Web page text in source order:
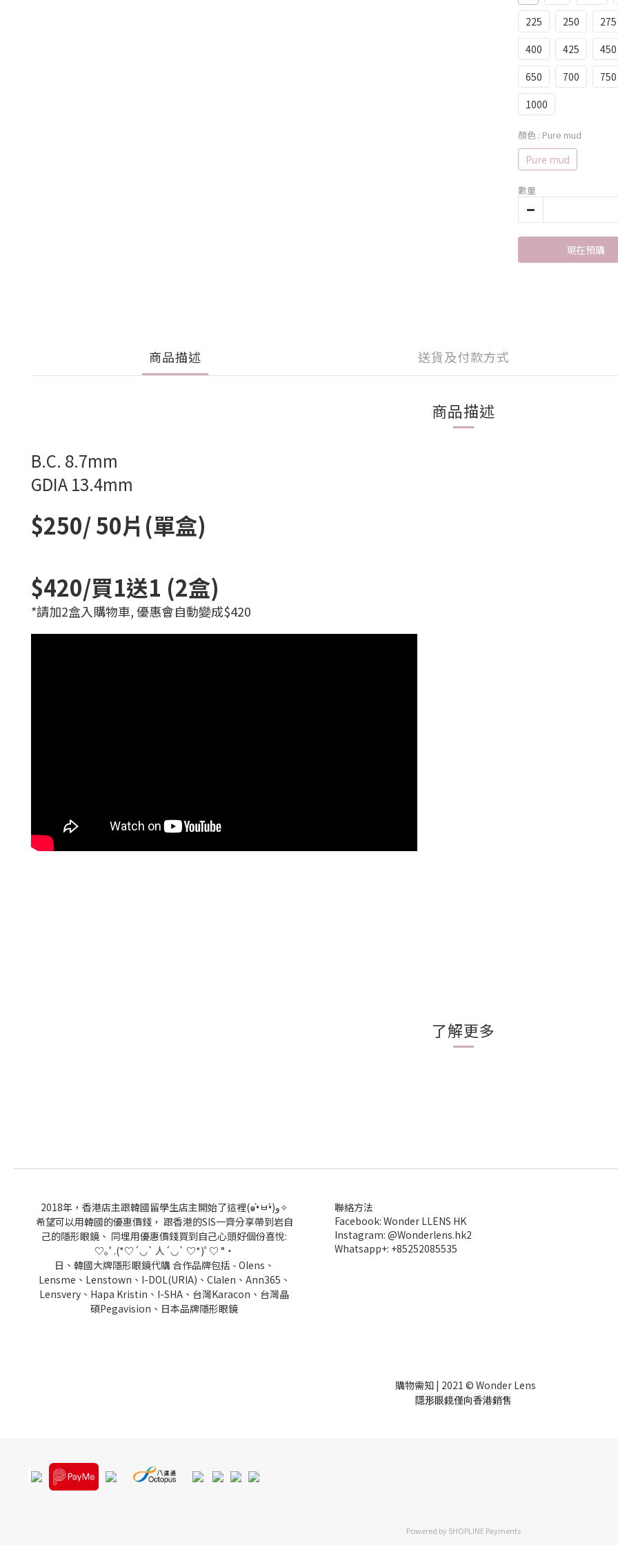
225
250
275
400
425
450
650
700
750
1000
顏色 : Pure mud
Pure mud
數量
現在預購
商品描述 送貨及付款方式
商品描述
B.C. 8.7mm
GDIA 13.4mm
$250/ 50片(單盒)
$420/買1送1 (2盒)
*請加2盒入購物車, 優惠會自動變成$420
了解更多
2018年，香港店主跟韓國留學生店主開始了這裡(๑•̀ㅂ•́)و✧
希望可以用韓國的優惠價錢， 跟香港的SIS一齊分享帶到岩自
己的隱形眼鏡、 同埋用優惠價錢買到自己心頭好個份喜悅:
♡｡ﾟ.(*♡´◡` 人´◡` ♡*)ﾟ♡ °・
日、韓國大牌隱形眼鏡代購 合作品牌包括 - Olens、
Lensme、Lenstown、I-DOL(URIA)、Clalen、Ann365、
Lensvery、Hapa Kristin、I-SHA、台灣Karacon、台灣晶
碩Pegavision、日本品牌隱形眼鏡
聯絡方法
Facebook: Wonder LLENS HK
Instagram: @Wonderlens.hk2
Whatsapp+: +85252085535
購物需知 | 2021 © Wonder Lens
隱形眼鏡僅向香港銷售
Powered bySHOPLINE Payments